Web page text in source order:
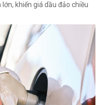
khiến giá dầu đảo chiều